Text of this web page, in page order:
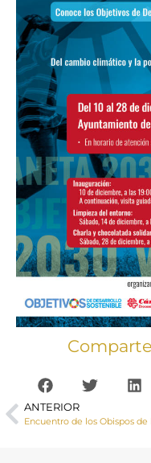
ANTERIOR